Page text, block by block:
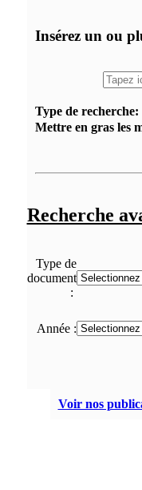
Insérez un ou
Type de recherche:
Mettre en gras les
Recherche
Type de
document
:
Année :
Voir nos